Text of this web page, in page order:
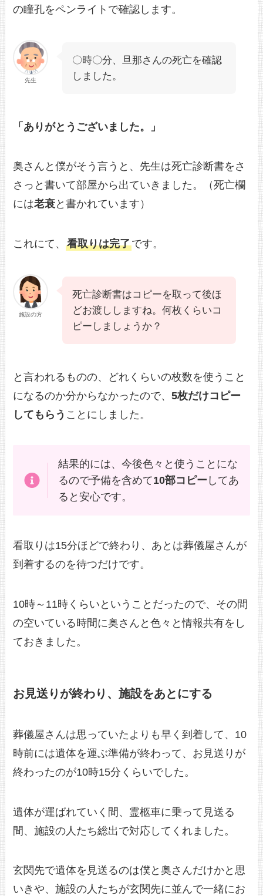
の瞳孔をペンライトで確認します。
先生
〇時〇分、旦那さんの死亡を確認
しました。
「ありがとうございました。」
奥さんと僕がそう言うと、先生は死亡診断書をさ
さっと書いて部屋から出ていきました。（死亡欄
には老衰と書かれています）
これにて、看取りは完了です。
施設の方
死亡診断書はコピーを取って後ほ
どお渡ししますね。何枚くらいコ
ピーしましょうか？
と言われるものの、どれくらいの枚数を使うこと
になるのか分からなかったので、5枚だけコピー
してもらう ことにしました。
結果的には、今後色々と使うことにな
るので予備を含めて10部コピー してあ
ると安心です。
看取りは15分ほどで終わり、あとは葬儀屋さんが
到着するのを待つだけです。
10時～11時くらいということだったので、その間
の空いている時間に奥さんと色々と情報共有をし
ておきました。
お見送りが終わり、施設をあとにする
葬儀屋さんは思っていたよりも早く到着して、10
時前には遺体を運ぶ準備が終わって、お見送りが
終わったのが10時15分くらいでした。
遺体が運ばれていく間、霊柩車に乗って見送る
間、施設の人たち総出で対応してくれました。
玄関先で遺体を見送るのは僕と奥さんだけかと思
いきや、施設の人たちが玄関先に並んで一緒にお